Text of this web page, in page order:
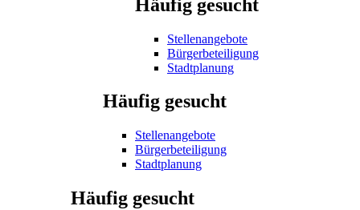
Häufig gesucht
Stellenangebote
Bürgerbeteiligung
Stadtplanung
Häufig gesucht
Stellenangebote
Bürgerbeteiligung
Stadtplanung
Häufig gesucht